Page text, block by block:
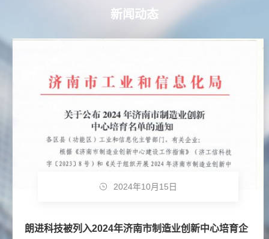
新闻动态
2024年10月15日
朗进科技被列入2024年济南市制造业创新中心培育企